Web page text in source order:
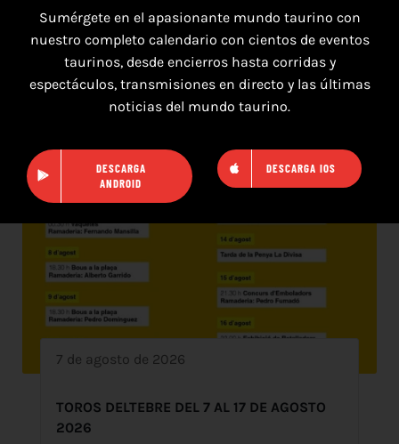
7 de agosto de 2026
TOROS DELTEBRE DEL 7 AL 17 DE AGOSTO
2026
Sumérgete en el apasionante mundo taurino con
nuestro completo calendario con cientos de eventos
taurinos, desde encierros hasta corridas y
espectáculos, transmisiones en directo y las últimas
noticias del mundo taurino.
DESCARGA
ANDROID
DESCARGA IOS